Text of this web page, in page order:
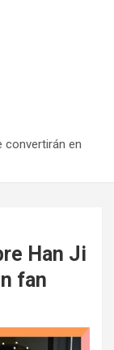
convertirán en
Han Ji
fan